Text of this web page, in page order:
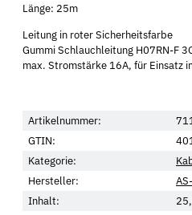
Länge: 25m
Leitung in roter Sicherheitsfarbe
Gummi Schlauchleitung H07RN-F
max. Stromstärke 16A, für Einsatz
Artikelnummer:
GTIN:
Kategorie:
Hersteller:
Inhalt: